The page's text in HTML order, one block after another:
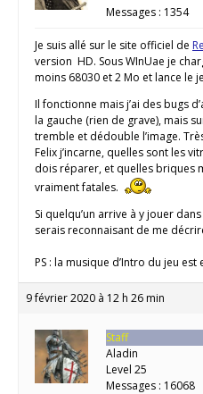
Messages : 1354
Je suis allé sur le site officiel de
version HD. Sous WInUae je
moins 68030 et 2 Mo et lance le
Il fonctionne mais j’ai des bugs
la gauche (rien de grave), mais
tremble et dédouble l’image.
Felix j’incarne, quelles sont les
dois réparer, et quelles briques
vraiment fatales.
Si quelqu’un arrive à y jouer
serais reconnaisant de me
PS : la musique d’Intro du jeu est
9 février 2020 à 12 h 26 min
Staff
Aladin
Level 25
Messages : 16068